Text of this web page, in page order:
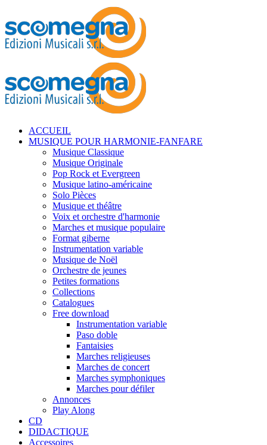
ACCUEIL
MUSIQUE POUR HARMONIE-FANFARE
Musique Classique
Musique Originale
Pop Rock et Evergreen
Musique latino-américaine
Solo Pièces
Musique et théâtre
Voix et orchestre d'harmonie
Marches et musique populaire
Format giberne
Instrumentation variable
Musique de Noël
Orchestre de jeunes
Petites formations
Collections
Catalogues
Free download
Instrumentation variable
Paso doble
Fantaisies
Marches religieuses
Marches de concert
Marches symphoniques
Marches pour défiler
Annonces
Play Along
CD
DIDACTIQUE
Accessoires